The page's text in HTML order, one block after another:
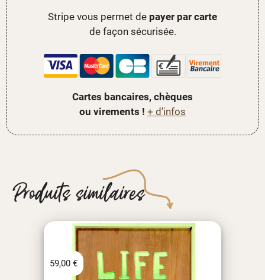
Stripe vous permet de payer par carte
de façon sécurisée.
Cartes bancaires, chèques
ou virements ! + d'infos
Produits similaires
59,00 €